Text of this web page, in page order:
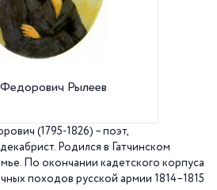
Рылеев
(1795-1826) – поэт,
Родился в Гатчинском
По окончании кадетского корпуса
походов русской армии 1814–1815